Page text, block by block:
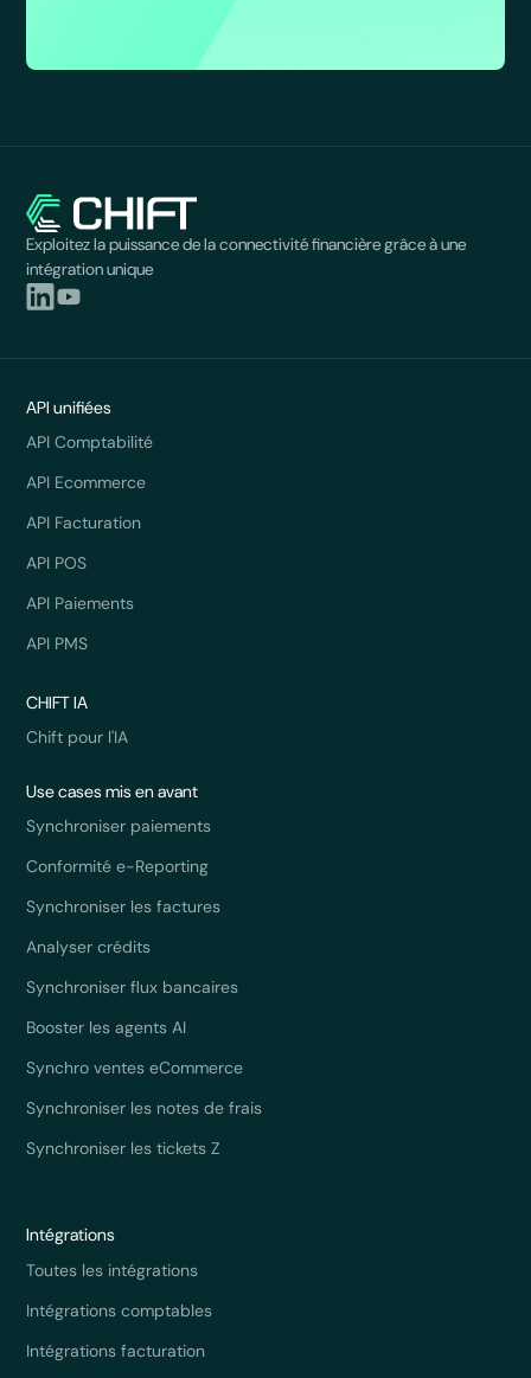
Exploitez la puissance de la connectivité financière grâce à une
intégration unique
API unifiées
API Comptabilité
API Ecommerce
API Facturation
API POS
API Paiements
API PMS
CHIFT IA
Chift pour l'IA
Use cases mis en avant
Synchroniser paiements
Conformité e-Reporting
Synchroniser les factures
Analyser crédits
Synchroniser flux bancaires
Booster les agents AI
Synchro ventes eCommerce
Synchroniser les notes de frais
Synchroniser les tickets Z
Intégrations
Toutes les intégrations
Intégrations comptables
Intégrations facturation